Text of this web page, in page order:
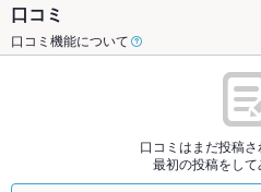
口コミ
口コミ機能について
口コミはまだ投稿さ
最初の投稿をして